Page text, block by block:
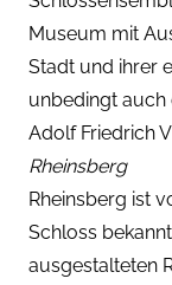
Museum mit
Stadt und ihrer
unbedingt auch
Adolf Friedrich
Rheinsberg
Rheinsberg ist
Schloss
ausgestalteten